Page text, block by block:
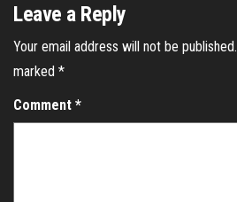
Leave a Reply
Your email address will not be published.
marked *
Comment *